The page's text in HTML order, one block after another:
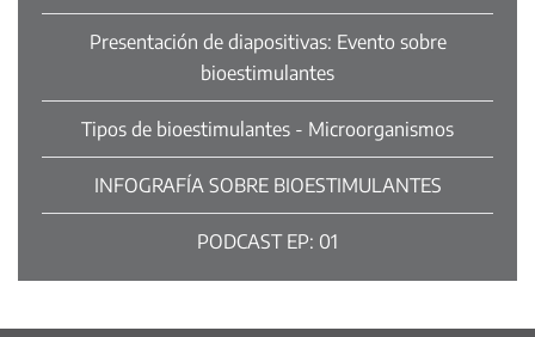
Presentación de diapositivas: Evento sobre
bioestimulantes
Tipos de bioestimulantes - Microorganismos
INFOGRAFÍA SOBRE BIOESTIMULANTES
PODCAST EP: 01